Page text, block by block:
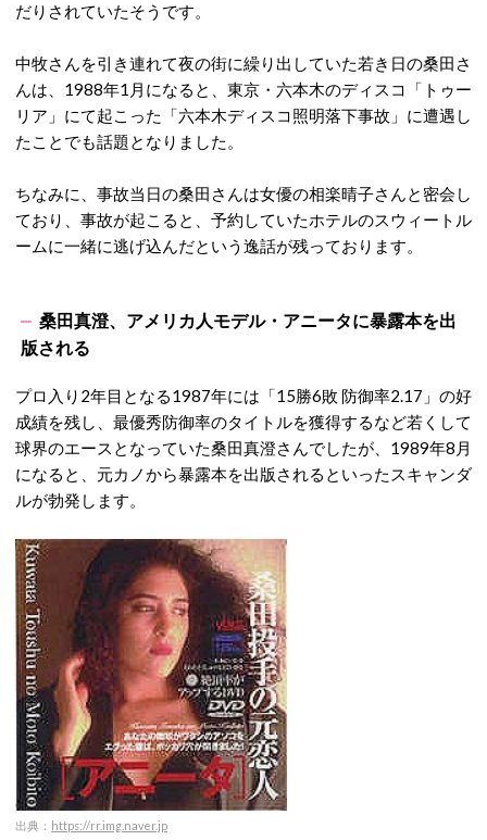
だりされていたそうです。
中牧さんを引き連れて夜の街に繰り出していた若き日の桑田さ
んは、1988年1月になると、東京・六本木のディスコ「トゥー
リア」にて起こった「六本木ディスコ照明落下事故」に遭遇し
たことでも話題となりました。
ちなみに、事故当日の桑田さんは女優の相楽晴子さんと密会し
ており、事故が起こると、予約していたホテルのスウィートル
ームに一緒に逃げ込んだという逸話が残っております。
桑田真澄、アメリカ人モデル・アニータに暴露本を出
版される
プロ入り2年目となる1987年には「15勝6敗 防御率2.17」の好
成績を残し、最優秀防御率のタイトルを獲得するなど若くして
球界のエースとなっていた桑田真澄さんでしたが、1989年8月
になると、元カノから暴露本を出版されるといったスキャンダ
ルが勃発します。
出典： https://rr.img.naver.jp